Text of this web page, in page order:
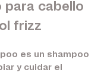
para cabello
frizz
es un shampoo
y cuidar el